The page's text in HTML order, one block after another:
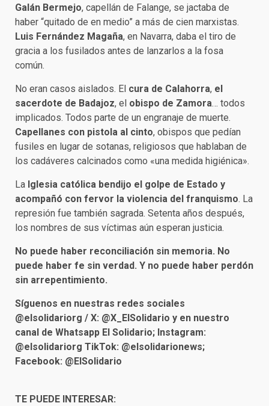
Galán Bermejo, capellán de Falange, se jactaba de
haber “quitado de en medio” a más de cien marxistas.
Luis Fernández Magaña, en Navarra, daba el tiro de
gracia a los fusilados antes de lanzarlos a la fosa
común.
No eran casos aislados. El cura de Calahorra, el
sacerdote de Badajoz, el obispo de Zamora… todos
implicados. Todos parte de un engranaje de muerte.
Capellanes con pistola al cinto, obispos que pedían
fusiles en lugar de sotanas, religiosos que hablaban de
los cadáveres calcinados como «una medida higiénica».
La Iglesia católica bendijo el golpe de Estado y
acompañó con fervor la violencia del franquismo. La
represión fue también sagrada. Setenta años después,
los nombres de sus víctimas aún esperan justicia.
No puede haber reconciliación sin memoria. No
puede haber fe sin verdad. Y no puede haber perdón
sin arrepentimiento.
Síguenos en nuestras redes sociales
@elsolidariorg / X: @X_ElSolidario y en nuestro
canal de Whatsapp El Solidario; Instagram:
@elsolidariorg TikTok: @elsolidarionews;
Facebook: @ElSolidario
TE PUEDE INTERESAR: